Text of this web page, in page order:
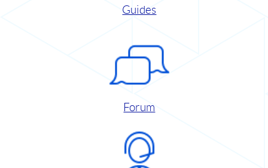
Guides
Forum